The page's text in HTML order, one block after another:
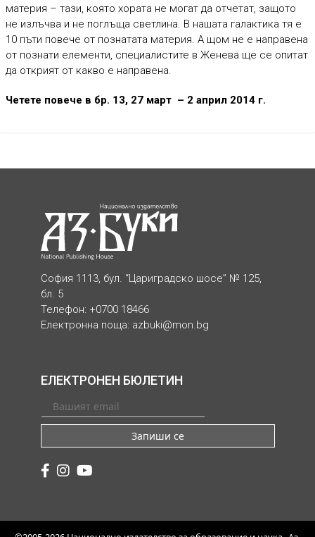
материя – тази, която хората не могат да отчетат, защото
не излъчва и не поглъща светлина. В нашата галактика тя е
10 пъти повече от познатата материя. А щом не е направена
от познати елементи, специалистите в Женева ще се опитат
да открият от какво е направена.
Четете повече в бр. 13, 27 март – 2 април 2014 г.
София 1113, бул. “Цариградско шосе” № 125,
бл. 5
Телефон: +0700 18466
Електронна поща: azbuki@mon.bg
ЕЛЕКТРОНЕН БЮЛЕТИН
Запиши се